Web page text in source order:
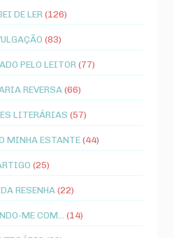
DE LER (126)
(83)
PELO LEITOR (77)
REVERSA(66)
LITERÁRIAS (57)
MINHA ESTANTE(44)
(25)
RESENHA(22)
ME COM... (14)